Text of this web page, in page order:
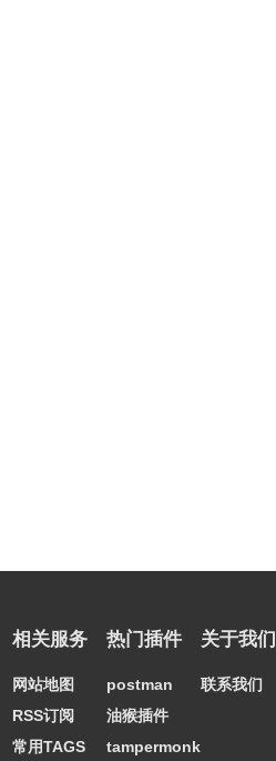
相关服务
网站地图
RSS订阅
常用TAGS
热门插件
postman
油猴插件
tampermonkey
关于我们
联系我们